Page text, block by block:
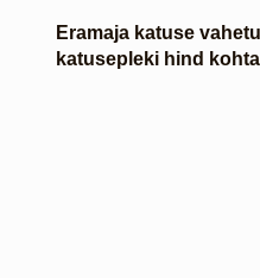
Eramaja katuse
katusepleki hind